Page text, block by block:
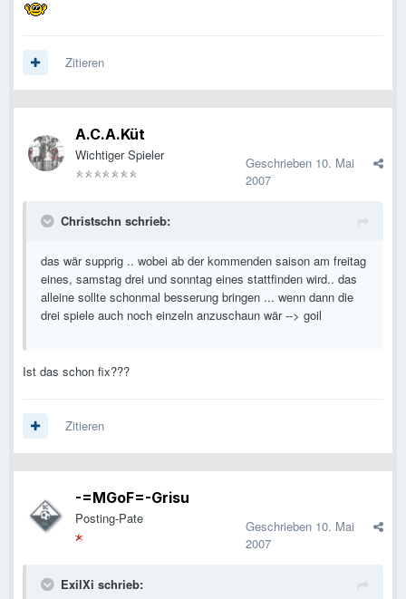
Zitieren
A.C.A.Küt
Wichtiger Spieler Geschrieben 10. Mai
2007
Christschn schrieb:
das wär supprig .. wobei ab der kommenden saison am freitag
eines, samstag drei und sonntag eines stattfinden wird.. das
alleine sollte schonmal besserung bringen ... wenn dann die
drei spiele auch noch einzeln anzuschaun wär --> goil
Ist das schon fix???
Zitieren
-=MGoF=-Grisu
Posting-Pate Geschrieben 10. Mai
2007
ExilXi schrieb: